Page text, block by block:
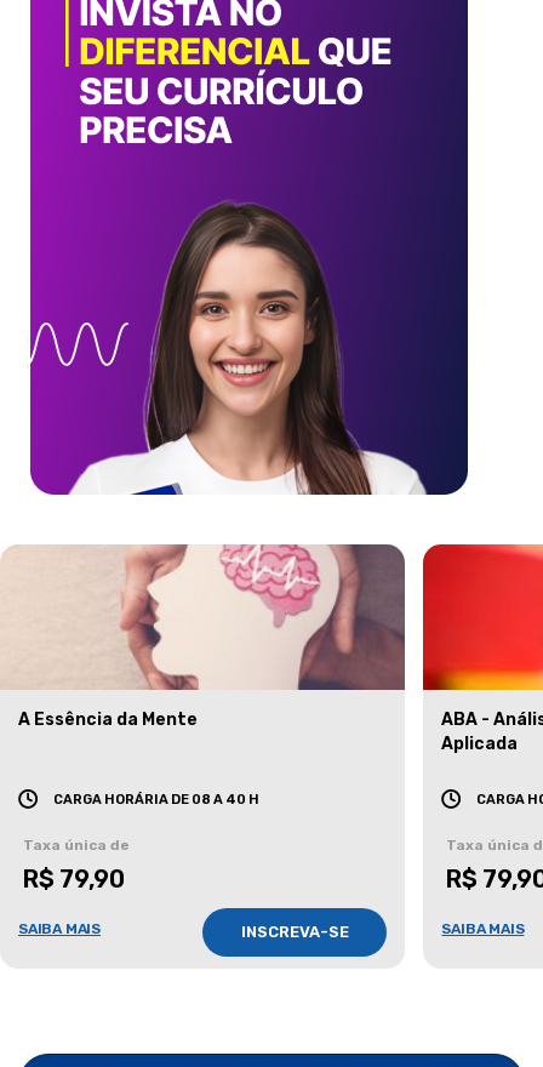
A Essência da Mente
CARGA HORÁRIA DE 08 A 40 H
Taxa única de
R$ 79,90
SAIBA MAIS INSCREVA-SE
ABA -
Aplicada
CARGA
Taxa única
R$
SAIBA MAIS